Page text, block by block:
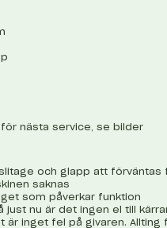
nästa service, se bilder
och glapp att förväntas
saknas
som påverkar funktion
just nu är det ingen el till
är inget fel på givaren.